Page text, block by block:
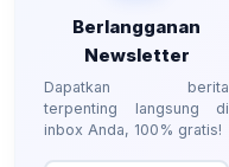
Berlangganan
Newsletter
Dapatkan berita
terpenting langsung di
inbox Anda, 100% gratis!